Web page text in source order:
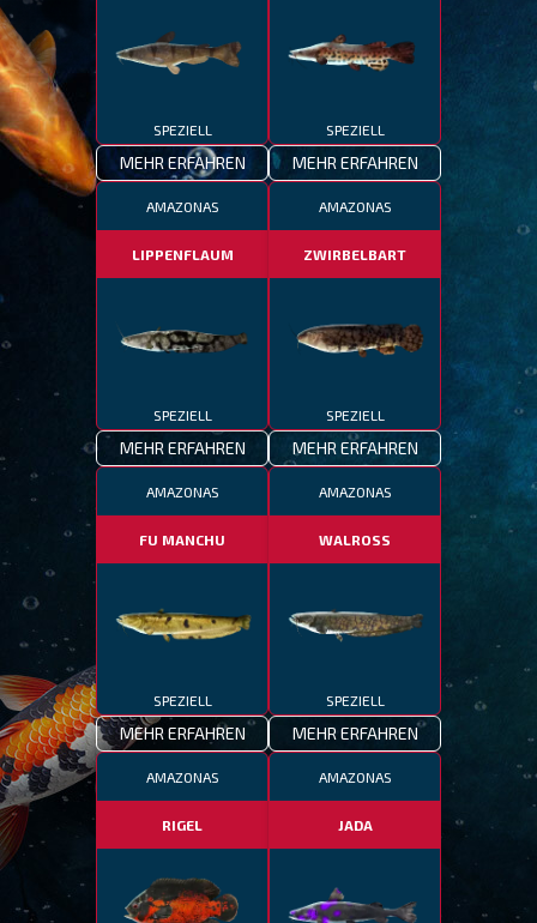
SPEZIELL
MEHR ERFAHREN
SPEZIELL
MEHR ERFAHREN
AMAZONAS
LIPPENFLAUM
SPEZIELL
MEHR ERFAHREN
AMAZONAS
ZWIRBELBART
SPEZIELL
MEHR ERFAHREN
AMAZONAS
FU MANCHU
SPEZIELL
MEHR ERFAHREN
AMAZONAS
WALROSS
SPEZIELL
MEHR ERFAHREN
AMAZONAS
RIGEL
AMAZONAS
JADA